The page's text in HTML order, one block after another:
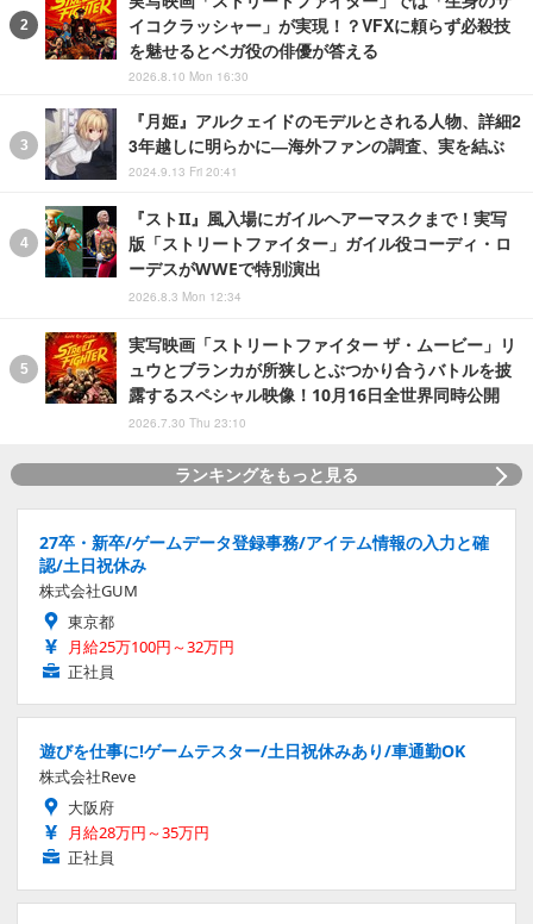
イコクラッシャー」が実現！？VFXに頼らず必殺技
を魅せるとベガ役の俳優が答える
2026.8.10 Mon 16:30
『月姫』アルクェイドのモデルとされる人物、詳細2
3年越しに明らかに―海外ファンの調査、実を結ぶ
2024.9.13 Fri 20:41
『ストII』風入場にガイルヘアーマスクまで！実写
版「ストリートファイター」ガイル役コーディ・ロ
ーデスがWWEで特別演出
2026.8.3 Mon 12:34
実写映画「ストリートファイター ザ・ムービー」リ
ュウとブランカが所狭しとぶつかり合うバトルを披
露するスペシャル映像！10月16日全世界同時公開
2026.7.30 Thu 23:10
ランキングをもっと見る
27卒・新卒/ゲームデータ登録事務/アイテム情報の入力と確
認/土日祝休み
株式会社GUM
東京都
月給25万100円～32万円
正社員
遊びを仕事に!ゲームテスター/土日祝休みあり/車通勤OK
株式会社Reve
大阪府
月給28万円～35万円
正社員